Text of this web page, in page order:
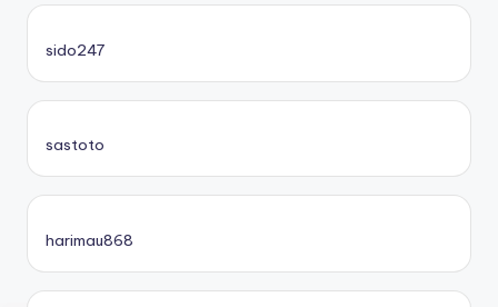
sido247
sastoto
harimau868